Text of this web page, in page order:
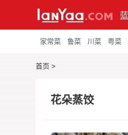
家常菜 鲁菜 川菜 粤菜
首页 >
花朵蒸饺